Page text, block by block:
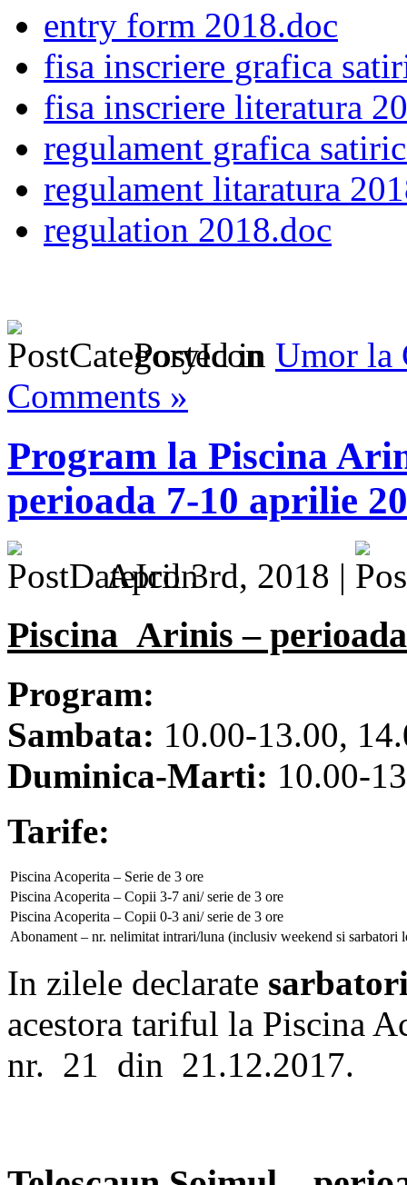
entry form 2018.doc
fisa inscriere grafica
fisa inscriere literatura
regulament grafica
regulament litaratura
regulation 2018.doc
Posted in Umor la
Comments »
Program la Piscina
perioada 7-10 aprilie
April 3rd, 2018 |
Piscina Arinis –
Program:
Sambata: 10.00-13.00,
Duminica-Marti: 10.00-
Tarife:
Piscina Acoperita – Serie de 3 ore
Piscina Acoperita – Copii 3-7 ani/ serie de 3 ore
Piscina Acoperita – Copii 0-3 ani/ serie de 3 ore
Abonament – nr. nelimitat intrari/luna (inclusiv weekend si sarbatori
In zilele declarate
acestora tariful la Piscina
nr. 21 din 21.12.2017.